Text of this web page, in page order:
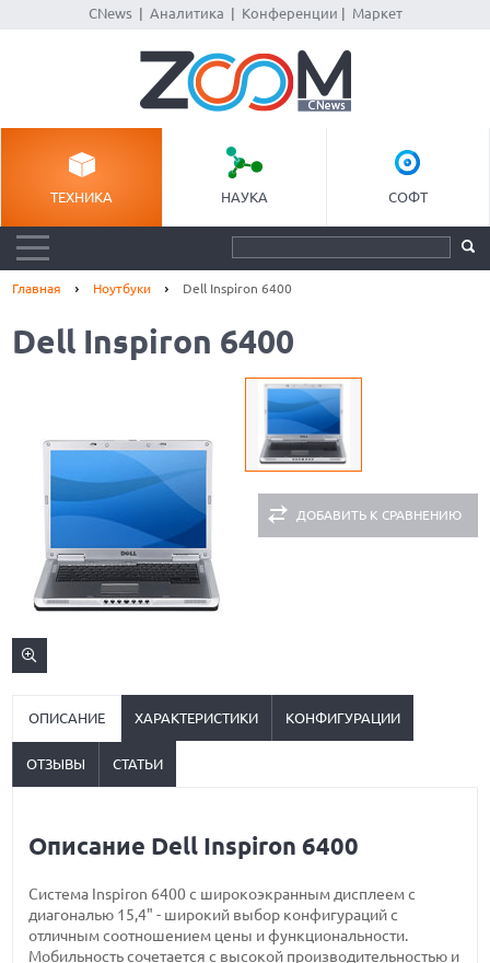
CNews| Аналитика Конференции Маркет
ТЕХНИКА НАУКА СОФТ
Главная Ноутбуки Dell Inspiron 6400
Dell Inspiron 6400
ДОБАВИТЬ К СРАВНЕНИЮ
ОПИСАНИЕ ХАРАКТЕРИСТИКИ КОНФИГУРАЦИИ
ОТЗЫВЫ СТАТЬИ
Описание Dell Inspiron 6400
Система Inspiron 6400 с широкоэкранным дисплеем с
диагональю 15,4" - широкий выбор конфигураций с
отличным соотношением цены и функциональности.
Мобильность сочетается с высокой производительностью и